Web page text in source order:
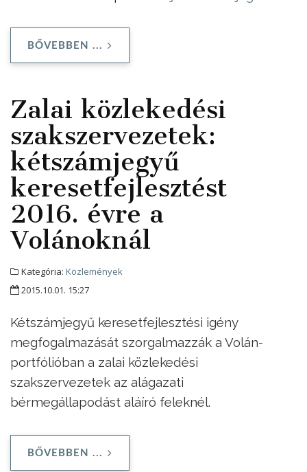
BŐVEBBEN ...
Zalai közlekedési
szakszervezetek:
kétszámjegyű
keresetfejlesztést
2016. évre a
Volánoknál
Kategória: Közlemények
2015.10.01. 15:27
Kétszámjegyű keresetfejlesztési igény
megfogalmazását szorgalmazzák a Volán-
portfólióban a zalai közlekedési
szakszervezetek az alágazati
bérmegállapodást aláíró feleknél.
BŐVEBBEN ...